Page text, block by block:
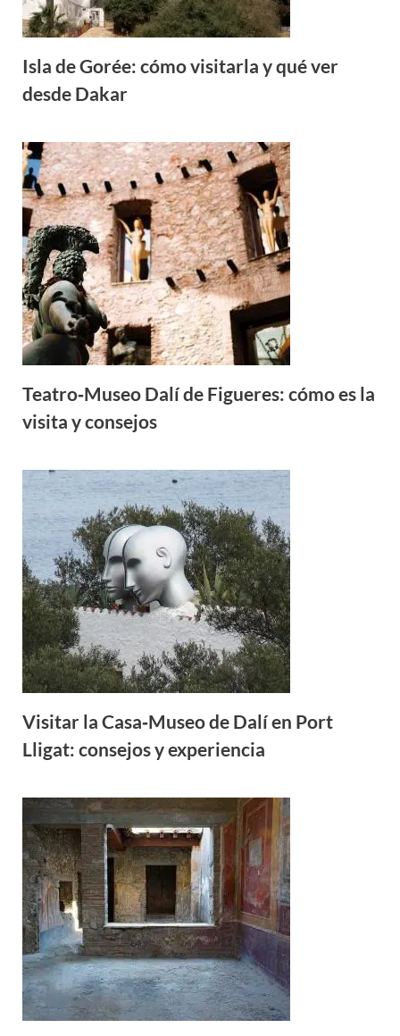
Isla de Gorée: cómo visitarla y qué ver
desde Dakar
Teatro‑Museo Dalí de Figueres: cómo es la
visita y consejos
Visitar la Casa‑Museo de Dalí en Port
Lligat: consejos y experiencia